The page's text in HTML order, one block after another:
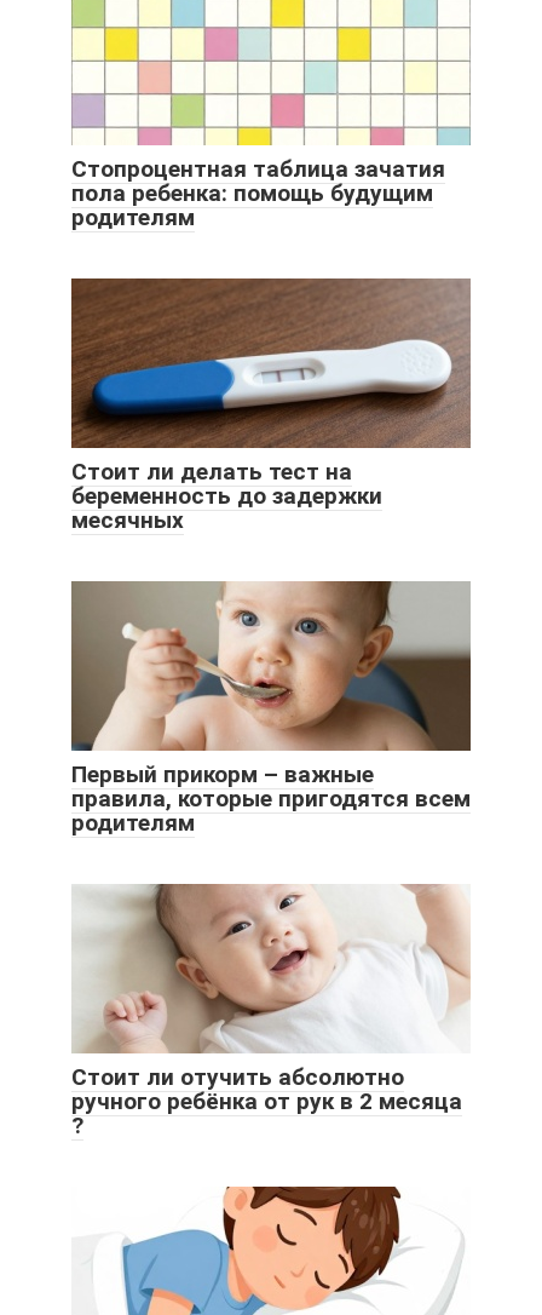
Стопроцентная таблица зачатия
пола ребенка: помощь будущим
родителям
Стоит ли делать тест на
беременность до задержки
месячных
Первый прикорм – важные
правила, которые пригодятся всем
родителям
Стоит ли отучить абсолютно
ручного ребёнка от рук в 2 месяца
?